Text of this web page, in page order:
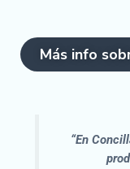
Más info
“En